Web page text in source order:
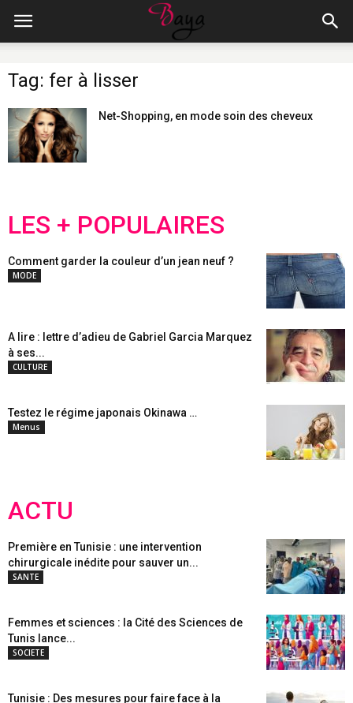
Tag: fer à lisser
Net-Shopping, en mode soin des cheveux
LES + POPULAIRES
Comment garder la couleur d’un jean neuf ?
MODE
A lire : lettre d’adieu de Gabriel Garcia Marquez
à ses...
CULTURE
Testez le régime japonais Okinawa …
Menus
ACTU
Première en Tunisie : une intervention
chirurgicale inédite pour sauver un...
SANTE
Femmes et sciences : la Cité des Sciences de
Tunis lance...
SOCIETE
Tunisie : Des mesures pour faire face à la